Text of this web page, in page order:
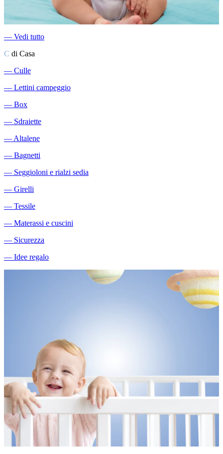
― Vedi tutto
C di Casa
― Culle
― Lettini campeggio
― Box
― Sdraiette
―Altalene
― Bagnetti
― Seggioloni e rialzi sedia
― Girelli
― Tessile
― Materassi e cuscini
― Sicurezza
― Idee regalo